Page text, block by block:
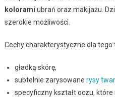
kolorami ubrań oraz makijażu.
szerokie możliwości.
Cechy charakterystyczne dla tego
gładką skórę,
subtelnie zarysowane rysy
specyficzny kształt oczu, które